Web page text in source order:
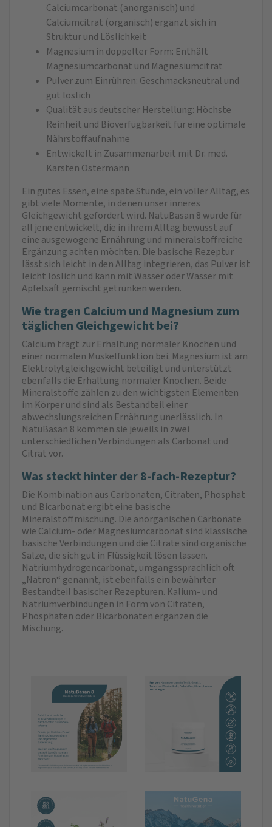
Calciumcarbonat (anorganisch) und
Calciumcitrat (organisch) ergänzt sich in
Struktur und Löslichkeit
Magnesium in doppelter Form: Enthält
Magnesiumcarbonat und Magnesiumcitrat
Pulver zum Einrühren: Geschmacksneutral und
gut löslich
Qualität aus deutscher Herstellung: Höchste
Reinheit und Bioverfügbarkeit für eine optimale
Nährstoffaufnahme
Entwickelt in Zusammenarbeit mit Dr. med.
Karsten Ostermann
Ein gutes Essen, eine späte Stunde, ein voller Alltag, es
gibt viele Momente, in denen unser inneres
Gleichgewicht gefordert wird. NatuBasan 8 wurde für
all jene entwickelt, die in ihrem Alltag bewusst auf
eine ausgewogene Ernährung und mineralstoffreiche
Ergänzung achten möchten. Die basische Rezeptur
lässt sich leicht in den Alltag integrieren, das Pulver ist
leicht löslich und kann mit Wasser oder Wasser mit
Apfelsaft gemischt getrunken werden.
Wie tragen Calcium und Magnesium zum
täglichen Gleichgewicht bei?
Calcium trägt zur Erhaltung normaler Knochen und
einer normalen Muskelfunktion bei. Magnesium ist am
Elektrolytgleichgewicht beteiligt und unterstützt
ebenfalls die Erhaltung normaler Knochen. Beide
Mineralstoffe zählen zu den wichtigsten Elementen
im Körper und sind als Bestandteil einer
abwechslungsreichen Ernährung unerlässlich. In
NatuBasan 8 kommen sie jeweils in zwei
unterschiedlichen Verbindungen als Carbonat und
Citrat vor.
Was steckt hinter der 8-fach-Rezeptur?
Die Kombination aus Carbonaten, Citraten, Phosphat
und Bicarbonat ergibt eine basische
Mineralstoffmischung. Die anorganischen Carbonate
wie Calcium- oder Magnesiumcarbonat sind klassische
basische Verbindungen und die Citrate sind organische
Salze, die sich gut in Flüssigkeit lösen lassen.
Natriumhydrogencarbonat, umgangssprachlich oft
„Natron“ genannt, ist ebenfalls ein bewährter
Bestandteil basischer Rezepturen. Kalium- und
Natriumverbindungen in Form von Citraten,
Phosphaten oder Bicarbonaten ergänzen die
Mischung.